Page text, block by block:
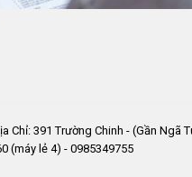
Chỉ: 391 Trường Chinh - (Gần Ngã
(máy lẻ 4) - 0985349755